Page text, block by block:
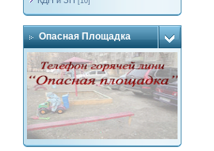
Опасная Площадка